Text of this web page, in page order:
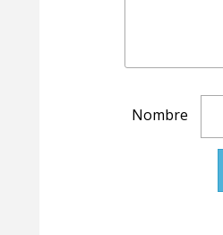
Nombre